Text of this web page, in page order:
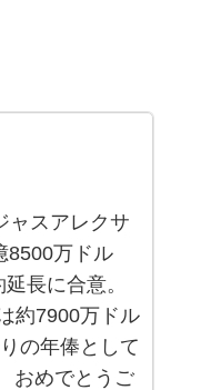
スアレクサ
8500万ドル
長に合意。
約7900万ドル
の年俸として
おめでとうご